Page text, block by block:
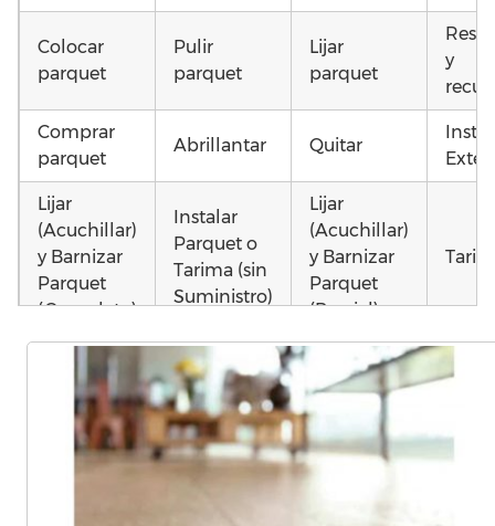
Colocar
parquet
Pulir
parquet
Lijar
parquet
y
Comprar
parquet
Abrillantar Quitar
Lijar
(Acuchillar)
y Barnizar
Parquet
(Completo)
Instalar
Parquet o
Tarima (sin
Suministro)
Lijar
(Acuchillar)
y Barnizar
Parquet
(Parcial)
Instalar
parquet o
Tarima
Local
Comercial
Poner
parquet o
Tarima
Vivienda
(Completa)
Poner
parquet o
Tarima
Vivienda